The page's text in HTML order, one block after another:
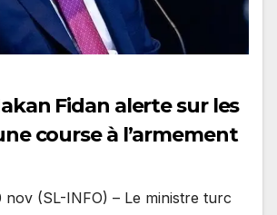
Fidan alerte sur les
course à l’armement
nov (SL-INFO) – Le ministre turc